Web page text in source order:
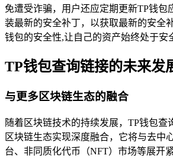
免遭受诈骗，用户还应定期更新TP钱包
装最新的安全补丁，以获取最新的安全
钱包的安全性,让自己的资产始终处于安
TP钱包查询链接的未来发
与更多区块链生态的融合
随着区块链技术的持续发展，TP钱包查
区块链生态实现深度融合，它将与去中
台、非同质化代币（NFT）市场等展开